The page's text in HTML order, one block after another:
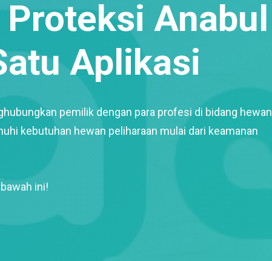
Anabul
Aplikasi
pemilik dengan para profesi di bidang hewan
kebutuhan hewan peliharaan mulai dari keamanan
ini!